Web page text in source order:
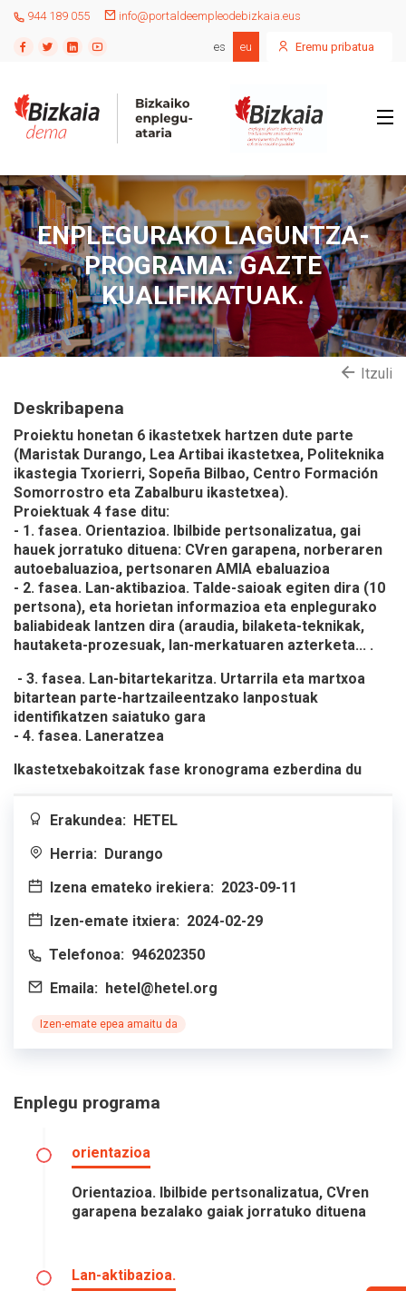
944 189 055 info@portaldeempleodebizkaia.eus
es eu Eremu pribatua
ENPLEGURAKO LAGUNTZA-
PROGRAMA: GAZTE
KUALIFIKATUAK.
Itzuli
Deskribapena
Proiektu honetan 6 ikastetxek hartzen dute parte
(Maristak Durango, Lea Artibai ikastetxea, Politeknika
ikastegia Txorierri, Sopeña Bilbao, Centro Formación
Somorrostro eta Zabalburu ikastetxea).
Proiektuak 4 fase ditu:
- 1. fasea. Orientazioa. Ibilbide pertsonalizatua, gai
hauek jorratuko dituena: CVren garapena, norberaren
autoebaluazioa, pertsonaren AMIA ebaluazioa
- 2. fasea. Lan-aktibazioa. Talde-saioak egiten dira (10
pertsona), eta horietan informazioa eta enplegurako
baliabideak lantzen dira (araudia, bilaketa-teknikak,
hautaketa-prozesuak, lan-merkatuaren azterketa... .
- 3. fasea. Lan-bitartekaritza. Urtarrila eta martxoa
bitartean parte-hartzaileentzako lanpostuak
identifikatzen saiatuko gara
- 4. fasea. Laneratzea
Ikastetxebakoitzak fase kronograma ezberdina du
Erakundea: HETEL
Herria: Durango
Izena emateko irekiera: 2023-09-11
Izen-emate itxiera: 2024-02-29
Telefonoa: 946202350
Emaila: hetel@hetel.org
Izen-emate epea amaitu da
Enplegu programa
orientazioa
Orientazioa. Ibilbide pertsonalizatua, CVren
garapena bezalako gaiak jorratuko dituena
Lan-aktibazioa.